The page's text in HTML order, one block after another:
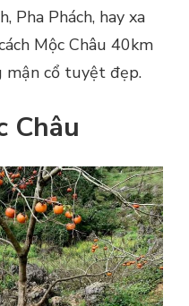
Pha Phách, hay xa
Mộc Châu 40km
mận cổ tuyệt đẹp.
Châu